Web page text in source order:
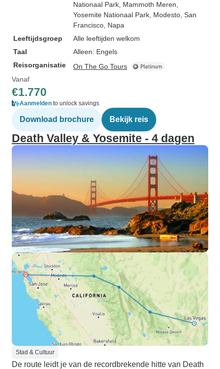
Nationaal Park , Mammoth Meren
Yosemite Nationaal Park , Modesto , San
Francisco , Napa
Leeftijdsgroep
Alle leeftijden welkom
Taal
Alleen: Engels
Reisorganisatie
On The Go Tours
Vanaf
€1.770
Aanmelden to unlock savings
Download brochure Bekijk reis
Death Valley & Yosemite - 4 dagen
Stad & Cultuur
De route leidt je van de recordbrekende hitte van Death